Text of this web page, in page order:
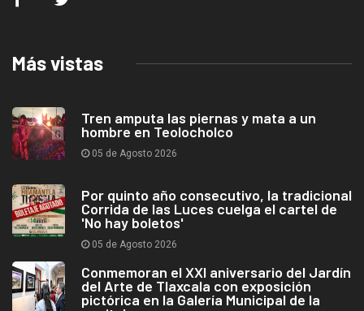
Más vistas
Tren amputa las piernas y mata a un
hombre en Teolocholco
05 de Agosto 2026
Por quinto año consecutivo, la tradicional
Corrida de las Luces cuelga el cartel de
'No hay boletos'
05 de Agosto 2026
Conmemoran el XXI aniversario del Jardín
del Arte de Tlaxcala con exposición
pictórica en la Galería Municipal de la